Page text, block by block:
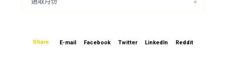
Share E-mail Facebook Twitter LinkedIn Reddit